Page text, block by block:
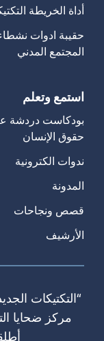
أداة الخريطة
حقيبة ادوات
المجتمع المدني
استمع وتعلم
بودكاست دردشة
حقوق الإنسان
ندوات الكترونية
المدونة
قصص ونجاحات
الأرشيف
“التكتيكات
مركز ضحايا